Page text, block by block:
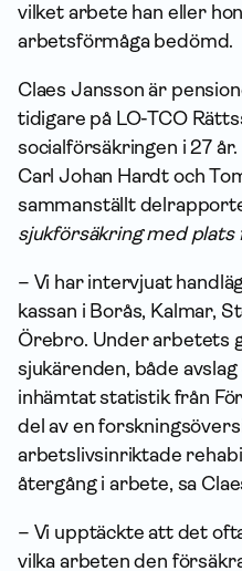
vilket arbete han eller
arbetsförmåga bedömd.
Claes Jansson är
tidigare på LO-TCO
socialförsäkringen i 27
Carl Johan Hardt och
sammanställt
sjuk­försäkring med
– Vi har intervjuat
kassan i Borås, Kalmar,
Örebro. Under arbetets
sjukärenden, både
inhämtat statistik från
del av en
arbetslivsinriktade
återgång i arbete, sa
– Vi upptäckte att det
vilka arbeten den